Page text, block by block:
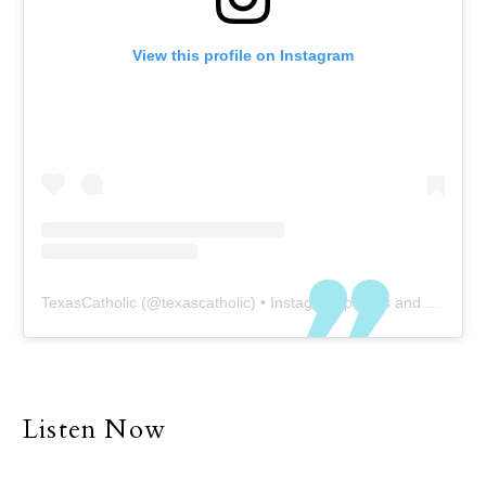
View this profile on Instagram
TexasCatholic (@texascatholic) • Instagram photos and videos
Listen Now